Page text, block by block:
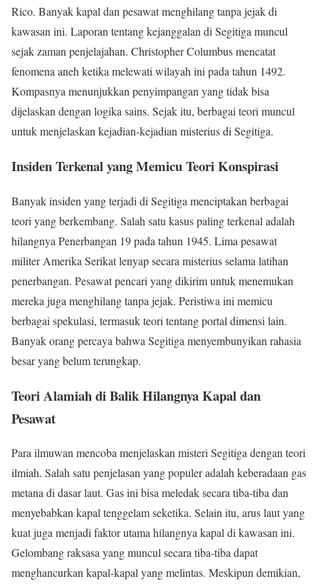
Rico. Banyak kapal dan pesawat menghilang tanpa jejak di
kawasan ini. Laporan tentang kejanggalan di Segitiga muncul
sejak zaman penjelajahan. Christopher Columbus mencatat
fenomena aneh ketika melewati wilayah ini pada tahun 1492.
Kompasnya menunjukkan penyimpangan yang tidak bisa
dijelaskan dengan logika sains. Sejak itu, berbagai teori muncul
untuk menjelaskan kejadian-kejadian misterius di Segitiga.
Insiden Terkenal yang Memicu Teori Konspirasi
Banyak insiden yang terjadi di Segitiga menciptakan berbagai
teori yang berkembang. Salah satu kasus paling terkenal adalah
hilangnya Penerbangan 19 pada tahun 1945. Lima pesawat
militer Amerika Serikat lenyap secara misterius selama latihan
penerbangan. Pesawat pencari yang dikirim untuk menemukan
mereka juga menghilang tanpa jejak. Peristiwa ini memicu
berbagai spekulasi, termasuk teori tentang portal dimensi lain.
Banyak orang percaya bahwa Segitiga menyembunyikan rahasia
besar yang belum terungkap.
Teori Alamiah di Balik Hilangnya Kapal dan
Pesawat
Para ilmuwan mencoba menjelaskan misteri Segitiga dengan teori
ilmiah. Salah satu penjelasan yang populer adalah keberadaan gas
metana di dasar laut. Gas ini bisa meledak secara tiba-tiba dan
menyebabkan kapal tenggelam seketika. Selain itu, arus laut yang
kuat juga menjadi faktor utama hilangnya kapal di kawasan ini.
Gelombang raksasa yang muncul secara tiba-tiba dapat
menghancurkan kapal-kapal yang melintas. Meskipun demikian,